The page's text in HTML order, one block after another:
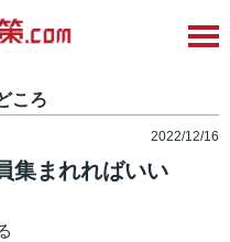
ころ
2022/12/16
集まれればいい